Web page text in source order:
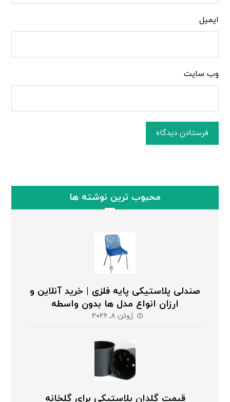
ایمیل
وب‌ سایت
فرستادن دیدگاه
محبوب ترین نوشته ها
صندلی پلاستیکی پایه فلزی | خرید آنلاین و
ارزان انواع مدل ها بدون واسطه
ژوئن ۸, ۲۰۲۶
قیمت گلدان پلاستیکی برای گلخانه